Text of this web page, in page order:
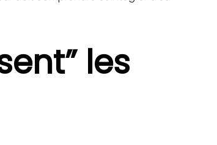
les